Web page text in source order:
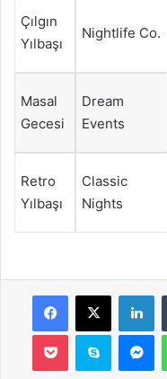
Çılgın
Yılbaşı
Nightlife Co.
Masal
Gecesi
Dream
Events
Retro
Yılbaşı
Classic
Nights
Facebook
X
Pocket Skype